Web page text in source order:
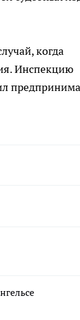
когда
Инспекцию